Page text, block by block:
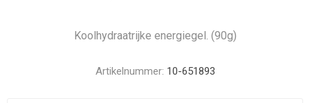
Koolhydraatrijke energiegel. (90g)
Artikelnummer: 10-651893